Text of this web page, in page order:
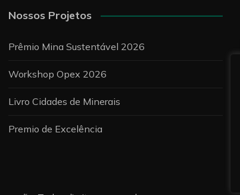
Nossos Projetos
Prêmio Mina Sustentável 2026
Workshop Opex 2026
Livro Cidades de Minerais
Premio de Excelência